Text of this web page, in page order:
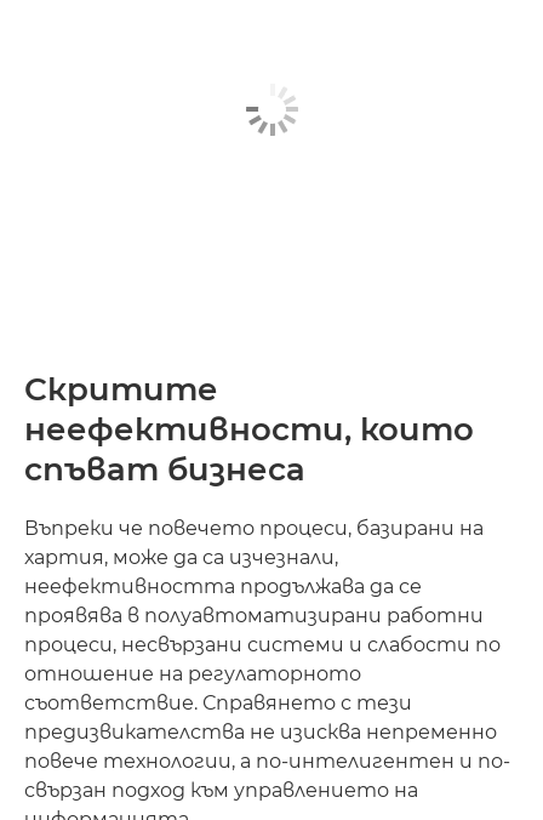
Скритите
неефективности, които
спъват бизнеса
Въпреки че повечето процеси, базирани на
хартия, може да са изчезнали,
неефективността продължава да се
проявява в полуавтоматизирани работни
процеси, несвързани системи и слабости по
отношение на регулаторното
съответствие. Справянето с тези
предизвикателства не изисква непременно
повече технологии, а по-интелигентен и по-
свързан подход към управлението на